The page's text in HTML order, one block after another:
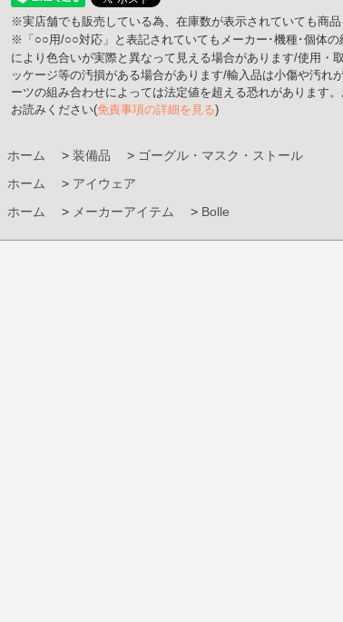
※実店舗でも販売している為、在庫数が表示されていても商
※「○○用/○○対応」と表記されていてもメーカー･機種･個体
により色合いが実際と異なって見える場合があります/使用
ッケージ等の汚損がある場合があります/輸入品は小傷や汚
ーツの組み合わせによっては法定値を超える恐れがあります
お読みください(免責事項の詳細を見る)
ホーム > 装備品 > ゴーグル・マスク・ストール
ホーム
> アイウェア
ホーム
> メーカーアイテム > Bolle